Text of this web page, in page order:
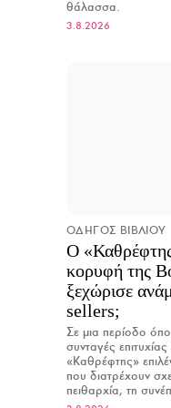
θάλασσα.
3.8.2026
ΟΔΗΓΟΣ ΒΙΒΛΙΟΥ
Ο
κορυφή της
ξεχώρισε
sellers;
Σε μια περίοδο
συνταγές
«Καθρέφτης»
που διατρέχουν
πειθαρχία, τη